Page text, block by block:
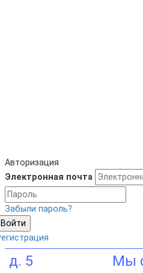
Авторизация
Электронная почта
Забыли пароль?
Войти